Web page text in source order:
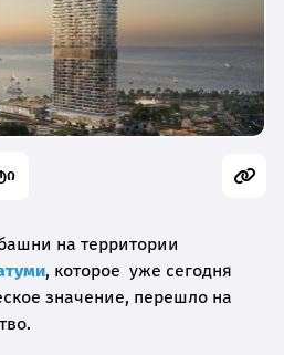
на территории
, которое уже сегодня
значение, перешло на